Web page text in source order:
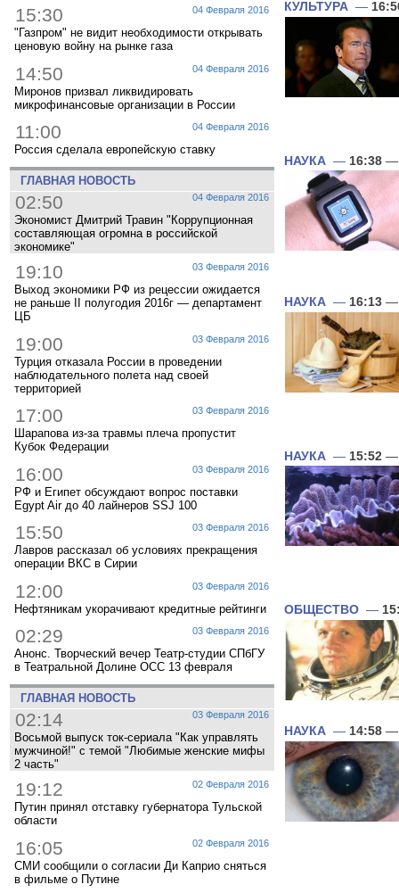
04 Февраля 2016
15:30
"Газпром" не видит необходимости открывать
ценовую войну на рынке газа
04 Февраля 2016
14:50
Миронов призвал ликвидировать
микрофинансовые организации в России
04 Февраля 2016
11:00
Россия сделала европейскую ставку
ГЛАВНАЯ НОВОСТЬ
04 Февраля 2016
02:50
Экономист Дмитрий Травин "Коррупционная
составляющая огромна в российской
экономике"
03 Февраля 2016
19:10
Выход экономики РФ из рецессии ожидается
не раньше II полугодия 2016г — департамент
ЦБ
03 Февраля 2016
19:00
Турция отказала России в проведении
наблюдательного полета над своей
территорией
03 Февраля 2016
17:00
Шарапова из-за травмы плеча пропустит
Кубок Федерации
03 Февраля 2016
16:00
РФ и Египет обсуждают вопрос поставки
Egypt Air до 40 лайнеров SSJ 100
03 Февраля 2016
15:50
Лавров рассказал об условиях прекращения
операции ВКС в Сирии
03 Февраля 2016
12:00
Нефтяникам укорачивают кредитные рейтинги
03 Февраля 2016
02:29
Анонс. Творческий вечер Театр-студии СПбГУ
в Театральной Долине ОСС 13 февраля
ГЛАВНАЯ НОВОСТЬ
03 Февраля 2016
02:14
Восьмой выпуск ток-сериала "Как управлять
мужчиной!" с темой "Любимые женские мифы
2 часть"
02 Февраля 2016
19:12
Путин принял отставку губернатора Тульской
области
02 Февраля 2016
16:05
СМИ сообщили о согласии Ди Каприо сняться
в фильме о Путине
КУЛЬТУРА —
НАУКА — 16:38 —
НАУКА — 16:13 —
НАУКА — 15:52 —
ОБЩЕСТВО —
НАУКА — 14:58 —